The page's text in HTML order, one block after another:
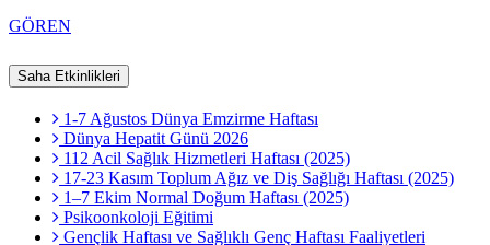
GÖREN
Saha Etkinlikleri
1-7 Ağustos Dünya Emzirme Haftası
Dünya Hepatit Günü 2026
112 Acil Sağlık Hizmetleri Haftası (2025)
17-23 Kasım Toplum Ağız ve Diş Sağlığı Haftası (2025)
1–7 Ekim Normal Doğum Haftası (2025)
Psikoonkoloji Eğitimi
Gençlik Haftası ve Sağlıklı Genç Haftası Faaliyetleri